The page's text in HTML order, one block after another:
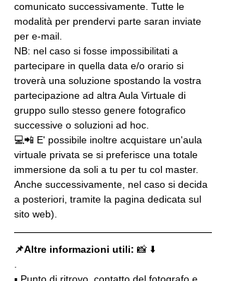
comunicato successivamente. Tutte le
modalità per prendervi parte saran inviate
per e-mail.
NB: nel caso si fosse impossibilitati a
partecipare in quella data e/o orario si
troverà una soluzione spostando la vostra
partecipazione ad altra Aula Virtuale di
gruppo sullo stesso genere fotografico
successive o soluzioni ad hoc.
💻📲 E' possibile inoltre acquistare un'aula
virtuale privata se si preferisce una totale
immersione da soli a tu per tu col master.
Anche successivamente, nel caso si decida
a posteriori, tramite la pagina dedicata sul
sito web).
📌Altre informazioni utili: 📸 ⬇️